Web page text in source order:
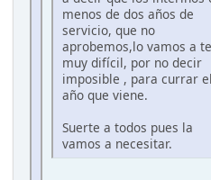
menos de dos años de
servicio, que no
aprobemos,lo vamos a
muy difícil, por no decir
imposible , para currar el
año que viene.
Suerte a todos pues la
vamos a necesitar.